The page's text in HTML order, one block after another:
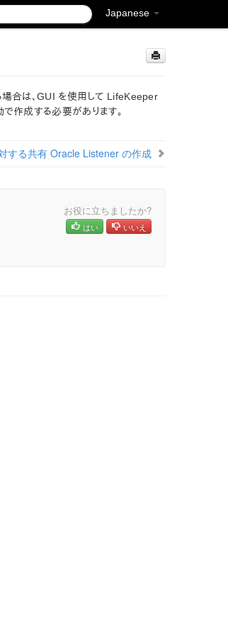
Japanese
合は、GUI を使用して LifeKeeper
作成する必要があります。
する共有 Oracle Listener の作成
お役に立ちましたか?
はい いいえ